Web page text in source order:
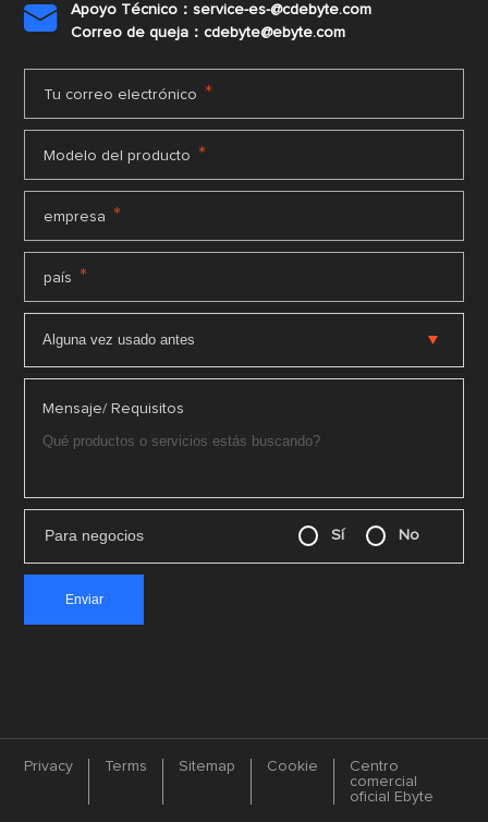

Apoyo Técnico：service-es-@cdebyte.com
Correo de queja：cdebyte@ebyte.com
Tu correo electrónico *
Modelo del producto *
empresa *
país *
Mensaje/ Requisitos
Para negocios Sí No
Privacy Terms Sitemap Cookie
Centro
comercial
oficial Ebyte